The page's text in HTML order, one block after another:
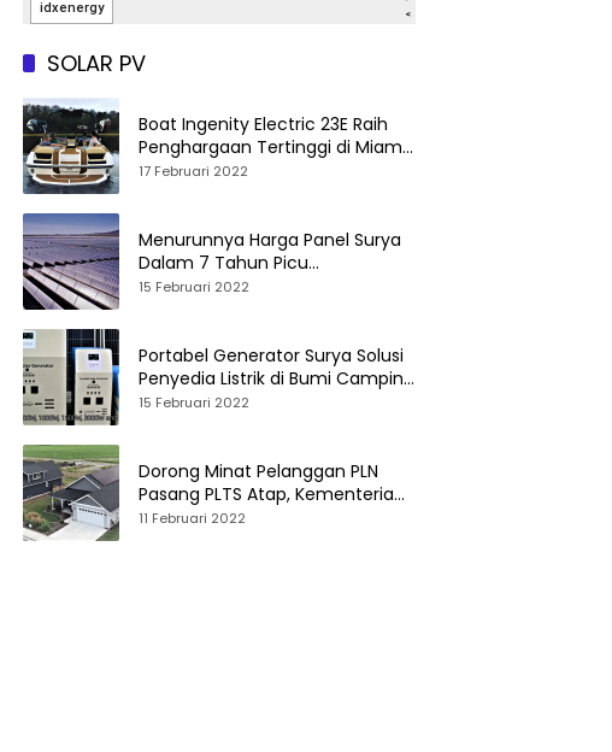
SOLAR PV
Boat Ingenity Electric 23E Raih
Penghargaan Tertinggi di Miami
International Boat Show
17 Februari 2022
Menurunnya Harga Panel Surya
Dalam 7 Tahun Picu
Tumbuhnya PLTS Global
15 Februari 2022
Portabel Generator Surya Solusi
Penyedia Listrik di Bumi Camping
dan Perkemahan
15 Februari 2022
Dorong Minat Pelanggan PLN
Pasang PLTS Atap, Kementerian
ESDM Luncurkan Paket Hibah SEF
11 Februari 2022